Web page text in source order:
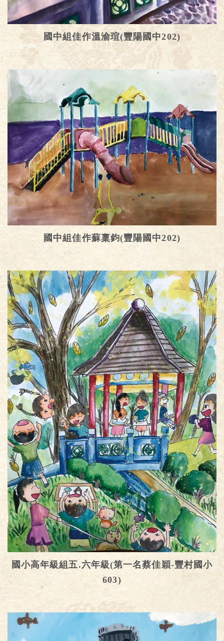
國中組佳作溫渝瑄(豐陽國中202)
國中組佳作蘇稟鈞(豐陽國中202)
國小高年級組五.六年級(第一名蔡佳穎-豐村國小
603)